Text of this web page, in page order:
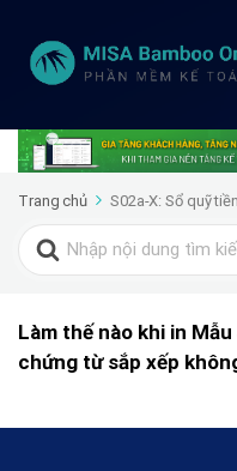
Trang chủ S02a-X: Sổ quỹ tiền
Search
for:
Làm thế nào khi in
chứng từ sắp xếp